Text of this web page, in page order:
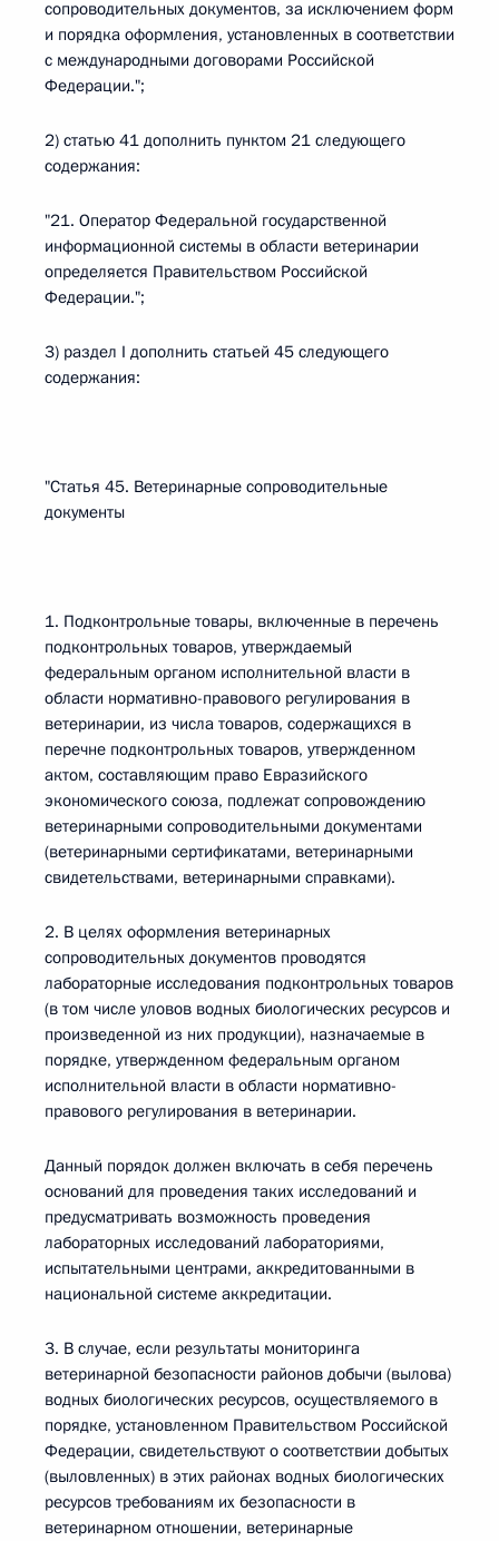
сопроводительных документов, за исключением форм
и порядка оформления, установленных в соответствии
с международными договорами Российской
Федерации.";
2) статью 41 дополнить пунктом 21 следующего
содержания:
"21. Оператор Федеральной государственной
информационной системы в области ветеринарии
определяется Правительством Российской
Федерации.";
3) раздел I дополнить статьей 45 следующего
содержания:
"Статья 45. Ветеринарные сопроводительные
документы
1. Подконтрольные товары, включенные в перечень
подконтрольных товаров, утверждаемый
федеральным органом исполнительной власти в
области нормативно-правового регулирования в
ветеринарии, из числа товаров, содержащихся в
перечне подконтрольных товаров, утвержденном
актом, составляющим право Евразийского
экономического союза, подлежат сопровождению
ветеринарными сопроводительными документами
(ветеринарными сертификатами, ветеринарными
свидетельствами, ветеринарными справками).
2. В целях оформления ветеринарных
сопроводительных документов проводятся
лабораторные исследования подконтрольных товаров
(в том числе уловов водных биологических ресурсов и
произведенной из них продукции), назначаемые в
порядке, утвержденном федеральным органом
исполнительной власти в области нормативно-
правового регулирования в ветеринарии.
Данный порядок должен включать в себя перечень
оснований для проведения таких исследований и
предусматривать возможность проведения
лабораторных исследований лабораториями,
испытательными центрами, аккредитованными в
национальной системе аккредитации.
3. В случае, если результаты мониторинга
ветеринарной безопасности районов добычи (вылова)
водных биологических ресурсов, осуществляемого в
порядке, установленном Правительством Российской
Федерации, свидетельствуют о соответствии добытых
(выловленных) в этих районах водных биологических
ресурсов требованиям их безопасности в
ветеринарном отношении, ветеринарные